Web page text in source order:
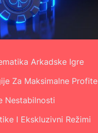
Arkadske Igre
Za Maksimalne Profite
Nestabilnosti
I Ekskluzivni Režimi